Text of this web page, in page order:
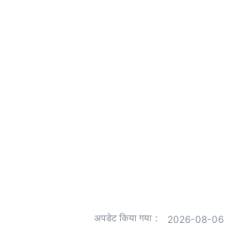
अपडेट किया गया： 2026-08-06